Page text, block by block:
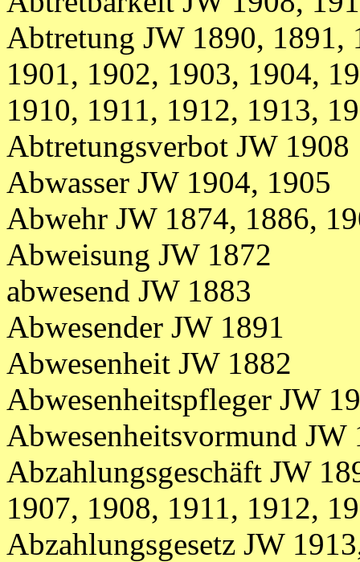
Abtretung JW 1890, 1891,
1901, 1902, 1903, 1904,
1910, 1911, 1912, 1913,
Abtretungsverbot JW 1908
Abwasser JW 1904, 1905
Abwehr JW 1874, 1886,
Abweisung JW 1872
abwesend JW 1883
Abwesender JW 1891
Abwesenheit JW 1882
Abwesenheitspfleger JW
Abwesenheitsvormund JW
Abzahlungsgeschäft JW
1907, 1908, 1911, 1912,
Abzahlungsgesetz JW